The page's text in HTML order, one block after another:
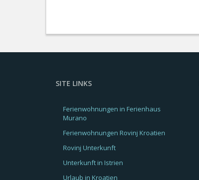
SITE LINKS
Ferienwohnungen in Ferienhaus
Murano
Ferienwohnungen Rovinj Kroatien
Rovinj Unterkunft
Unterkunft in Istrien
Urlaub in Kroatien